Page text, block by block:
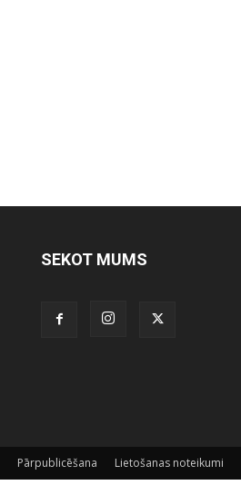
SEKOT MUMS
Pārpublicēšana Lietošanas noteikumi